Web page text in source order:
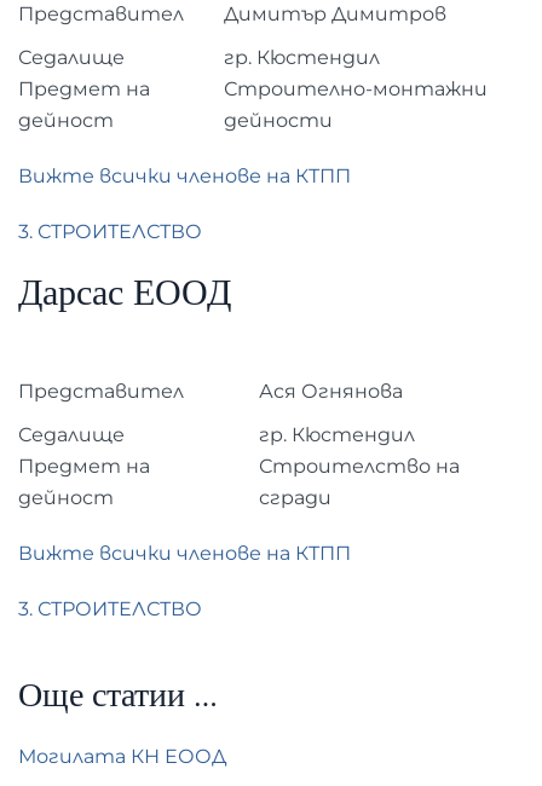
Представител
Димитър Димитров
Седалище
гр. Кюстендил
Предмет на
дейност
Строително-монтажни
дейности
Вижте всички членове на КТПП
3. СТРОИТЕЛСТВО
Дарсас ЕООД
Представител
Ася Огнянова
Седалище
гр. Кюстендил
Предмет на
дейност
Строителство на
сгради
Вижте всички членове на КТПП
3. СТРОИТЕЛСТВО
Още статии …
Могилата КН ЕООД